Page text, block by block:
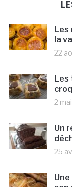
Les
la
22
Les
2
Un
25